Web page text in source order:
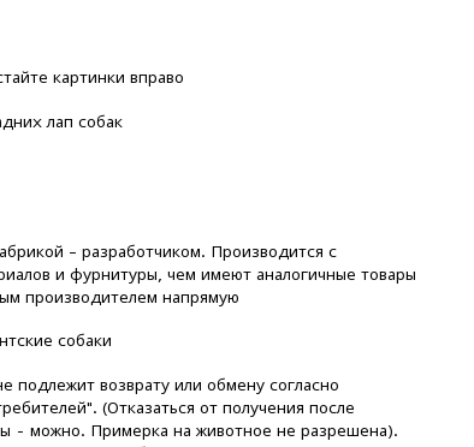
картинки вправо
лап собак
– разработчиком. Производится с
и фурнитуры, чем имеют аналогичные товары
производителем напрямую
собаки
возврату или обмену согласно
(Отказаться от получения после
- можно. Примерка на животное не разрешена).